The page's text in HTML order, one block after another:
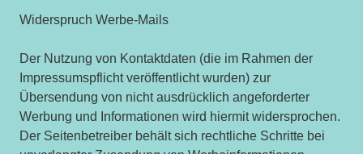
Widerspruch Werbe-Mails
Der Nutzung von Kontaktdaten (die im Rahmen der
Impressumspflicht veröffentlicht wurden) zur
Übersendung von nicht ausdrücklich angeforderter
Werbung und Informationen wird hiermit widersprochen.
Der Seitenbetreiber behält sich rechtliche Schritte bei